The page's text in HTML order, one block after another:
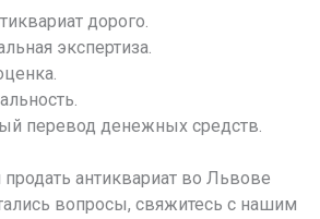
дорого.
экспертиза.
перевод денежных средств.
продать антиквариат во Львове
вопросы, свяжитесь с нашим